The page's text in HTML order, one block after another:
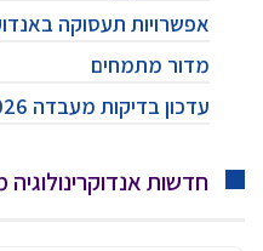
אפשרויות תעסוקה
מדור מתמחים
עדכון בדיקות מעבדה 2026
חדשות